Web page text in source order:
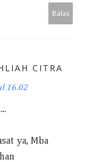
Balas
CITRA
16.02
ya, Mba